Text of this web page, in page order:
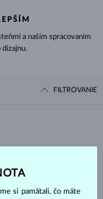
a naším spracovaním
dizajnu.
FILTROVANIE
si pamätali, čo máte